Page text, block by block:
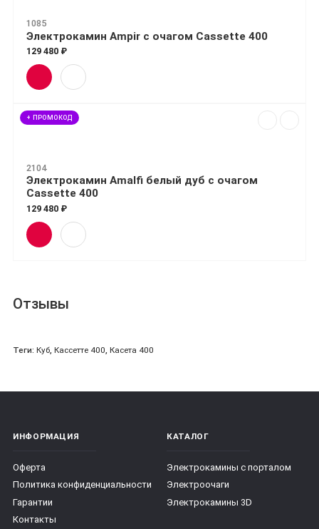
1085
Электрокамин Ampir с очагом Cassette 400
129 480 ₽
+ ПРОМОКОД
2104
Электрокамин Amalfi белый дуб с очагом
Cassette 400
129 480 ₽
Отзывы
Теги: Куб, Кассетте 400, Касета 400
ИНФОРМАЦИЯ
Оферта
Политика конфиденциальности
Гарантии
Контакты
КАТАЛОГ
Электрокамины с порталом
Электроочаги
Электрокамины 3D